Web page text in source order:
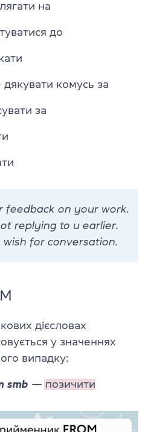
на
до
комусь за
за
feedback on your work.
replying to u earlier.
wish for conversation.
дієсловах
у значеннях
випадку:
smb — позичити